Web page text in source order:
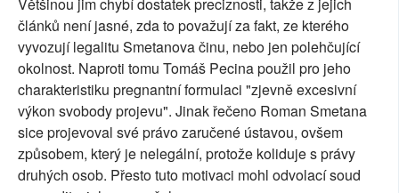
Většinou jim chybí dostatek preciznosti, takže z jejich
článků není jasné, zda to považují za fakt, ze kterého
vyvozují legalitu Smetanova činu, nebo jen polehčující
okolnost. Naproti tomu Tomáš Pecina použil pro jeho
charakteristiku pregnantní formulaci "zjevně excesivní
výkon svobody projevu". Jinak řečeno Roman Smetana
sice projevoval své právo zaručené ústavou, ovšem
způsobem, který je nelegální, protože koliduje s právy
druhých osob. Přesto tuto motivaci mohl odvolací soud